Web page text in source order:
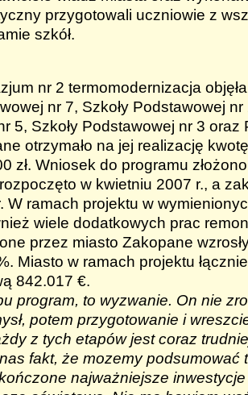
przygotowali uczniowie z
szkół.
nr 2 termomodernizacja
nr 7, Szkoły Podstawowej nr
5, Szkoły Podstawowej nr 3 oraz
otrzymało na jej realizację
zł. Wniosek do programu
w kwietniu 2007 r., a
W ramach projektu w
wiele dodatkowych prac
przez miasto Zakopane
Miasto w ramach projektu
842.017 €.
program, to wyzwanie. On nie
potem przygotowanie i
z tych etapów jest coraz
fakt, że mozemy podsumować
najważniejsze